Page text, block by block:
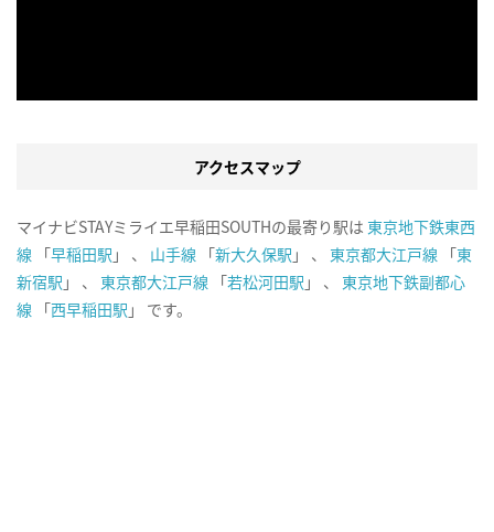
アクセスマップ
マイナビSTAYミライエ早稲田SOUTHの最寄り駅は 東京地下鉄東西
線 「早稲田駅 」 、 山手線 「新大久保駅 」 、 東京都大江戸線 「東
新宿駅 」 、 東京都大江戸線 「若松河田駅 」 、 東京地下鉄副都心
線 「西早稲田駅 」 です。